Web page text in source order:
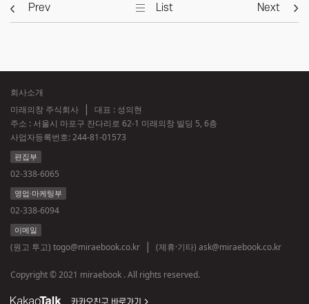
Prev List Next
회사소개
미래의창 주식회사
대표 : 성의현
주소 : 서울시 마포구 잔다리로 62-1 미래의창 빌딩 5, 6층
사업자등록번호:244-81-01573
편집부
02-338-6065
영업·마케팅부
02-338-6094
이메일
(원고 투고) togo@miraebook.co.kr (제휴·기타) ask@miraebook.co.kr
Copyright © 2021 miraebook . All rights reserved.